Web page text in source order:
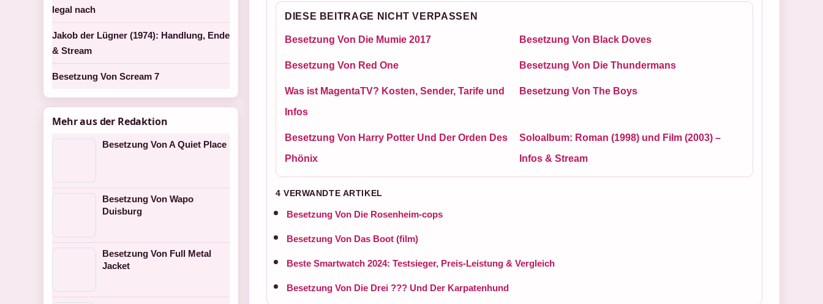
DIESE BEITRAGE NICHT VERPASSEN
Besetzung Von Die Mumie 2017 Besetzung Von Black Doves
Besetzung Von Red One Besetzung Von Die Thundermans
Was ist MagentaTV? Kosten, Sender, Tarife und
Infos
Besetzung Von The Boys
Besetzung Von Harry Potter Und Der Orden Des
Phönix
Soloalbum: Roman (1998) und Film (2003) –
Infos & Stream
4 VERWANDTE ARTIKEL
Besetzung Von Die Rosenheim-cops
Besetzung Von Das Boot (film)
Beste Smartwatch 2024: Testsieger, Preis-Leistung & Vergleich
Besetzung Von Die Drei ??? Und Der Karpatenhund
legal nach
Jakob der Lügner (1974): Handlung, Ende
& Stream
Besetzung Von Scream 7
Mehr aus der Redaktion
Besetzung Von A Quiet Place
Besetzung Von Wapo
Duisburg
Besetzung Von Full Metal
Jacket